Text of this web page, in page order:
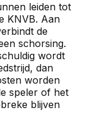
leiden tot
KNVB. Aan
de
schorsing.
wordt
dan
worden
speler of het
blijven